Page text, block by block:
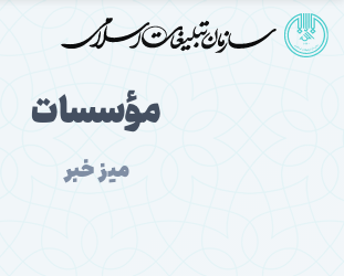
مؤسسات
میز خبر